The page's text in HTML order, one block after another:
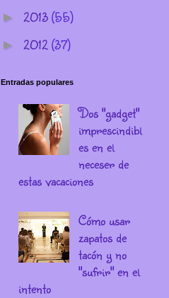
► 2013(55)
► 2012(37)
Entradas populares
Dos "gadget"
imprescindibl
es en el
neceser de
estas vacaciones
Cómo usar
zapatos de
tacón y no
"sufrir" en el
intento